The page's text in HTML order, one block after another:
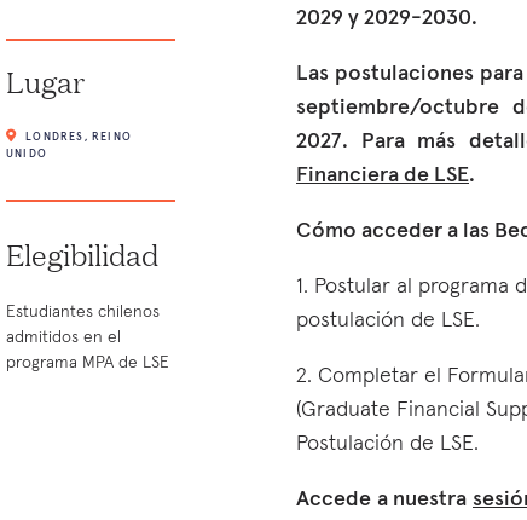
Lugar
LONDRES, REINO
UNIDO
Elegibilidad
Estudiantes chilenos
admitidos en el
programa MPA de LSE
2029 y 2029-2030.
Las postulaciones
septiembre/octubre
2027. Para más
Financiera de LSE.
Cómo acceder a las
1. Postular al programa
postulación de LSE.
2. Completar el
(Graduate Financial
Postulación de LSE.
Accede a nuestra